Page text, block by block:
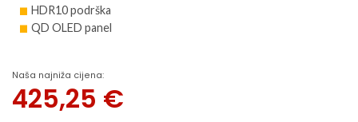
HDR10 podrška
QD OLED panel
Naša najniža cijena:
425,25 €